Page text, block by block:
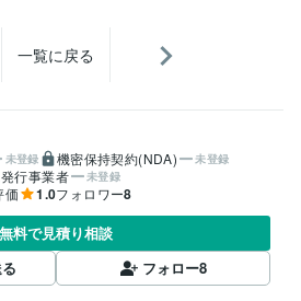
一覧に戻る
未登録 機密保持契約(NDA) 未登録
行事業者 未登録
価 1.0フォロワー8
無料で見積り相談
フォロー8